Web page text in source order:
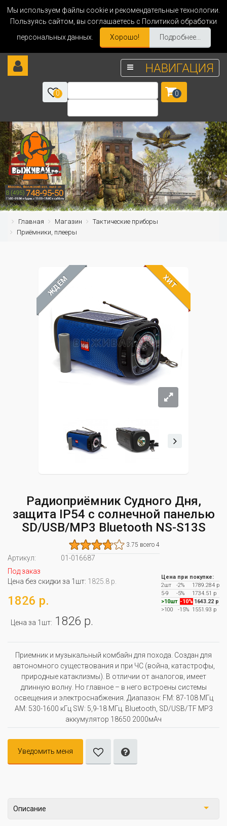
Мы используем файлы cookie и рекомендательные технологии.
Пользуясь сайтом, вы соглашаетесь с Политикой обработки
персональных данных.
Хорошо! Подробнее...
НАВИГАЦИЯ
0 0
Главная Магазин
Тактические приборы
Приёмники, плееры
ЖДЁМ ХИТ
Радиоприёмник Судного Дня,
защита IP54 с солнечной панелью
SD/USB/MP3 Bluetooth NS-S13S
3.75 всего 4
Артикул:
01-016687
Под заказ
Цена без скидки за 1шт: 1825.8 р.
1826 р.
Цена за 1шт: 1826 р.
Цена при покупке:
2шт
-2%
1789.284 р
5-9
-5%
1734.51 р
>10шт -10% 1643.22 р
>100
-15% 1551.93 р
Приемник и музыкальный комбайн для похода. Создан для
автономного существования и при ЧС (война, катастрофы,
природные катаклизмы). В отличии от аналогов, имеет
длинную волну. Но главное – в него встроены системы
освещения и электроснабжения. Диапазон: FM: 87-108 МГц
AM: 530-1600 кГц SW: 5,9-18 МГц. Bluetooth, SD/USB/TF MP3
аккумулятор 18650 2000мАч
Уведомить меня
Описание